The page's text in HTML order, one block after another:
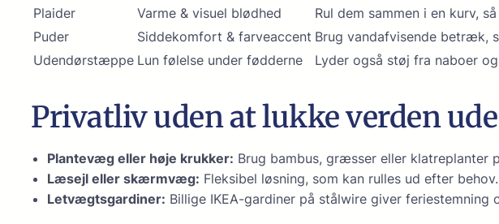
Plaider
Varme & visuel blødhed
Rul dem sammen i en kurv,
Puder
Siddekomfort & farveaccent Brug vandafvisende betræk,
Udendørstæppe Lun følelse under fødderne Lyder også støj fra naboer
Privatliv uden at lukke verden ude
Plantevæg eller høje krukker: Brug bambus, græsser eller klatreplanter
Læsejl eller skærmvæg: Fleksibel løsning, som kan rulles ud efter behov.
Letvægtsgardiner: Billige IKEA-gardiner på stålwire giver feriestemning